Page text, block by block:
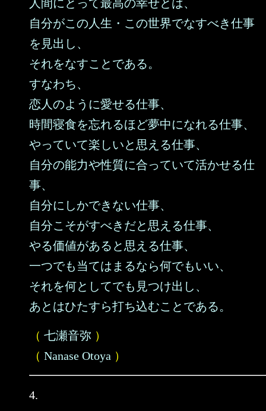
人間にとって最高の幸せとは、
自分がこの人生・この世界でなすべき仕事
を見出し、
それをなすことである。
すなわち、
恋人のように愛せる仕事、
時間寝食を忘れるほど夢中になれる仕事、
やっていて楽しいと思える仕事、
自分の能力や性質に合っていて活かせる仕
事、
自分にしかできない仕事、
自分こそがすべきだと思える仕事、
やる価値があると思える仕事、
一つでも当てはまるなら何でもいい、
それを何としてでも見つけ出し、
あとはひたすら打ち込むことである。
（ 七瀬音弥 ）
（ Nanase Otoya ）
4.